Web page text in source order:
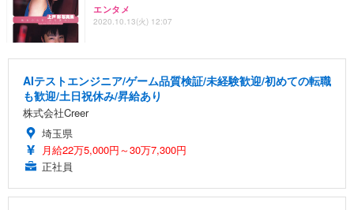
エンタメ
2020.10.13(火) 12:07
AIテストエンジニア/ゲーム品質検証/未経験歓迎/初めての転職
も歓迎/土日祝休み/昇給あり
株式会社Creer
埼玉県
月給22万5,000円～30万7,300円
正社員